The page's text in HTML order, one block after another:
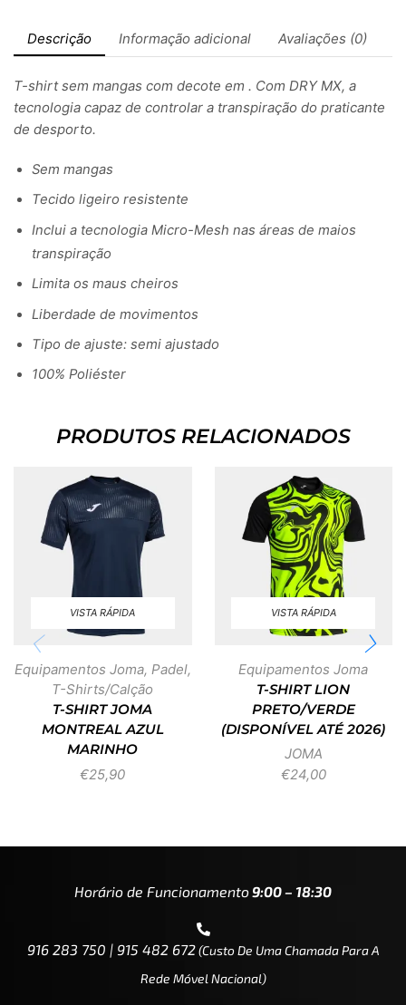
Descrição Informação adicional Avaliações (0)
T-shirt sem mangas com decote em . Com DRY MX, a
tecnologia capaz de controlar a transpiração do praticante
de desporto.
Sem mangas
Tecido ligeiro resistente
Inclui a tecnologia Micro-Mesh nas áreas de maios
transpiração
Limita os maus cheiros
Liberdade de movimentos
Tipo de ajuste: semi ajustado
100% Poliéster
PRODUTOS RELACIONADOS
VISTA RÁPIDA
Equipamentos Joma, Padel,
T-Shirts/Calção
T-SHIRT JOMA
MONTREAL AZUL
MARINHO
€25,90
VISTA RÁPIDA
Equipamentos Joma
T-SHIRT LION
PRETO/VERDE
(DISPONÍVEL ATÉ 2026)
JOMA
€24,00
Horário de Funcionamento9:00 – 18:30
916 283 750 | 915 482 672(custo De Uma Chamada Para A
Rede Móvel Nacional)